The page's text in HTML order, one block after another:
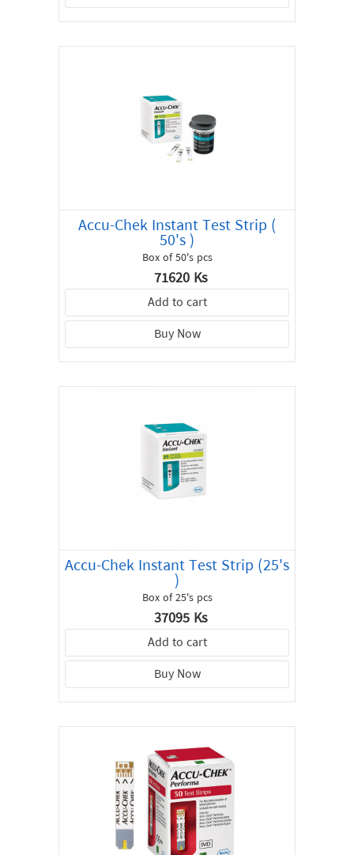
Accu-Chek Instant Test Strip (
50's )
Box of 50's pcs
71620 Ks
Add to cart
Buy Now
Accu-Chek Instant Test Strip (25's
)
Box of 25's pcs
37095 Ks
Add to cart
Buy Now